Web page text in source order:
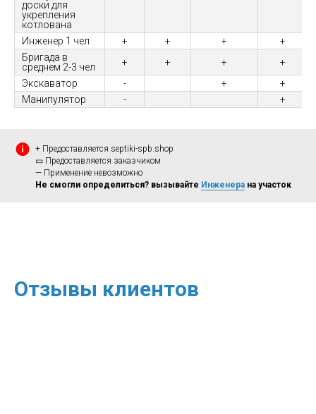
доски для
укрепления
котлована
Инженер 1 чел
+ + +
+
Бригада в
среднем 2-3 чел
+ + +
+
Экскаватор
- +
+
Манипулятор
- +
+ Предоставляется septiki-spb.shop
▭ Предоставляется заказчиком
— Применение невозможно
Не смогли определиться? вызывайте Инженера на участок
Отзывы клиентов